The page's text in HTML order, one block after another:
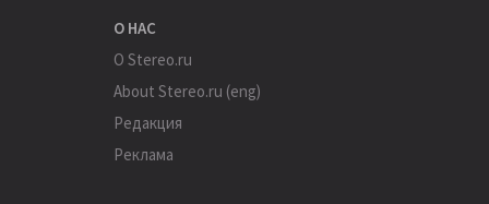
О НАС
О Stereo.ru
About Stereo.ru (eng)
Редакция
Реклама